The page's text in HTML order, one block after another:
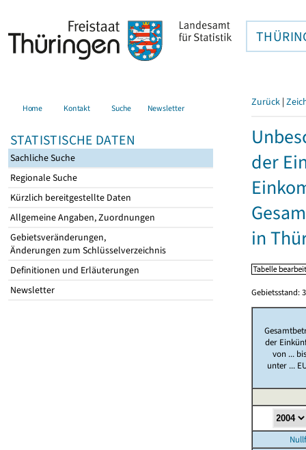
Home Kontakt Suche Newsletter
STATISTISCHE DATEN
Sachliche Suche
Regionale Suche
Kürzlich bereitgestellte Daten
Allgemeine Angaben, Zuordnungen
Gebietsveränderungen,
Änderungen zum Schlüsselverzeichnis
Definitionen und Erläuterungen
Newsletter
Zurück |
der
in
Gebietsstand:
der
von ...
unter ...